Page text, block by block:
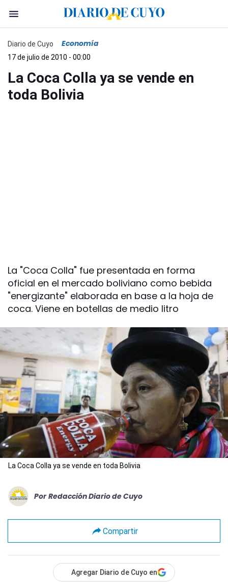
Diario de Cuyo Economía
17 de julio de 2010 - 00:00
La Coca Colla ya se vende en
toda Bolivia
La "Coca Colla" fue presentada en forma
oficial en el mercado boliviano como bebida
"energizante" elaborada en base a la hoja de
coca. Viene en botellas de medio litro
La Coca Colla ya se vende en toda Bolivia
Por Redacción Diario de Cuyo
Compartir
Agregar Diario de Cuyo en